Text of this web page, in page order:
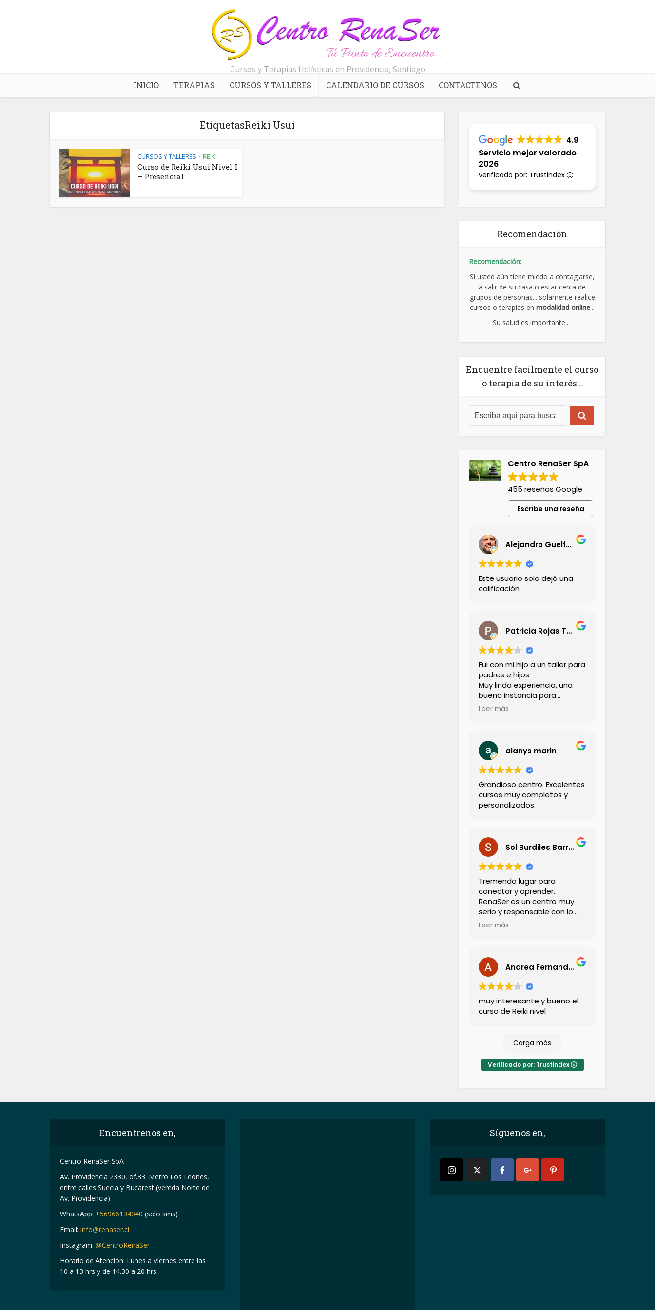
Cursos y Terapias Holísticas en Providencia, Santiago
INICIO TERAPIAS CURSOS Y TALLERES CALENDARIO DE CURSOS CONTACTENOS
EtiquetasReiki Usui
CURSOS Y TALLERES • REIKI
Curso de Reiki Usui Nivel I
– Presencial
4.9
Servicio mejor valorado
2026
verificado por: Trustindex
Recomendación
Recomendación:
Si usted aún tiene miedo a contagiarse,
a salir de su casa o estar cerca de
grupos de personas... solamente realice
cursos o terapias en modalidad online...
Su salud es importante...
Encuentre facilmente el curso
o terapia de su interés…
Centro RenaSer SpA
455 reseñas Google
Escribe una reseña
Alejandro Guelfand
Este usuario solo dejó una
calificación.
Patricia Rojas Tornini
Fui con mi hijo a un taller para
padres e hijos
Muy linda experiencia, una
buena instancia para
compartir con los niños
Lo recomiendo totalmente
Leer más
alanys marin
Grandioso centro. Excelentes
cursos muy completos y
personalizados.
Sol Burdiles Barria
Tremendo lugar para
conectar y aprender.
RenaSer es un centro muy
serio y responsable con lo
que enseñan, entendiendo
necesidad. EFT, es una
técnica maravillosa, que
requiere compromiso y
mucha dedicación. Y eso es
justamente lo que entrega
Martín Calvacho, nuestro
en su enseñanza.
experiencia. Muy
Leer más
Andrea Fernandez
muy interesante y bueno el
curso de Reiki nivel
Carga más
Verificado por: Trustindex
Encuentrenos en,
Centro RenaSer SpA
Av. Providencia 2330, of.33. Metro Los Leones,
entre calles Suecia y Bucarest (vereda Norte de
Av. Providencia).
WhatsApp: +56966134040 (solo sms)
Email: info@renaser.cl
Instagram: @CentroRenaSer
Horario de Atención: Lunes a Viernes entre las
10 a 13 hrs y de 14.30 a 20 hrs.
Síguenos en,